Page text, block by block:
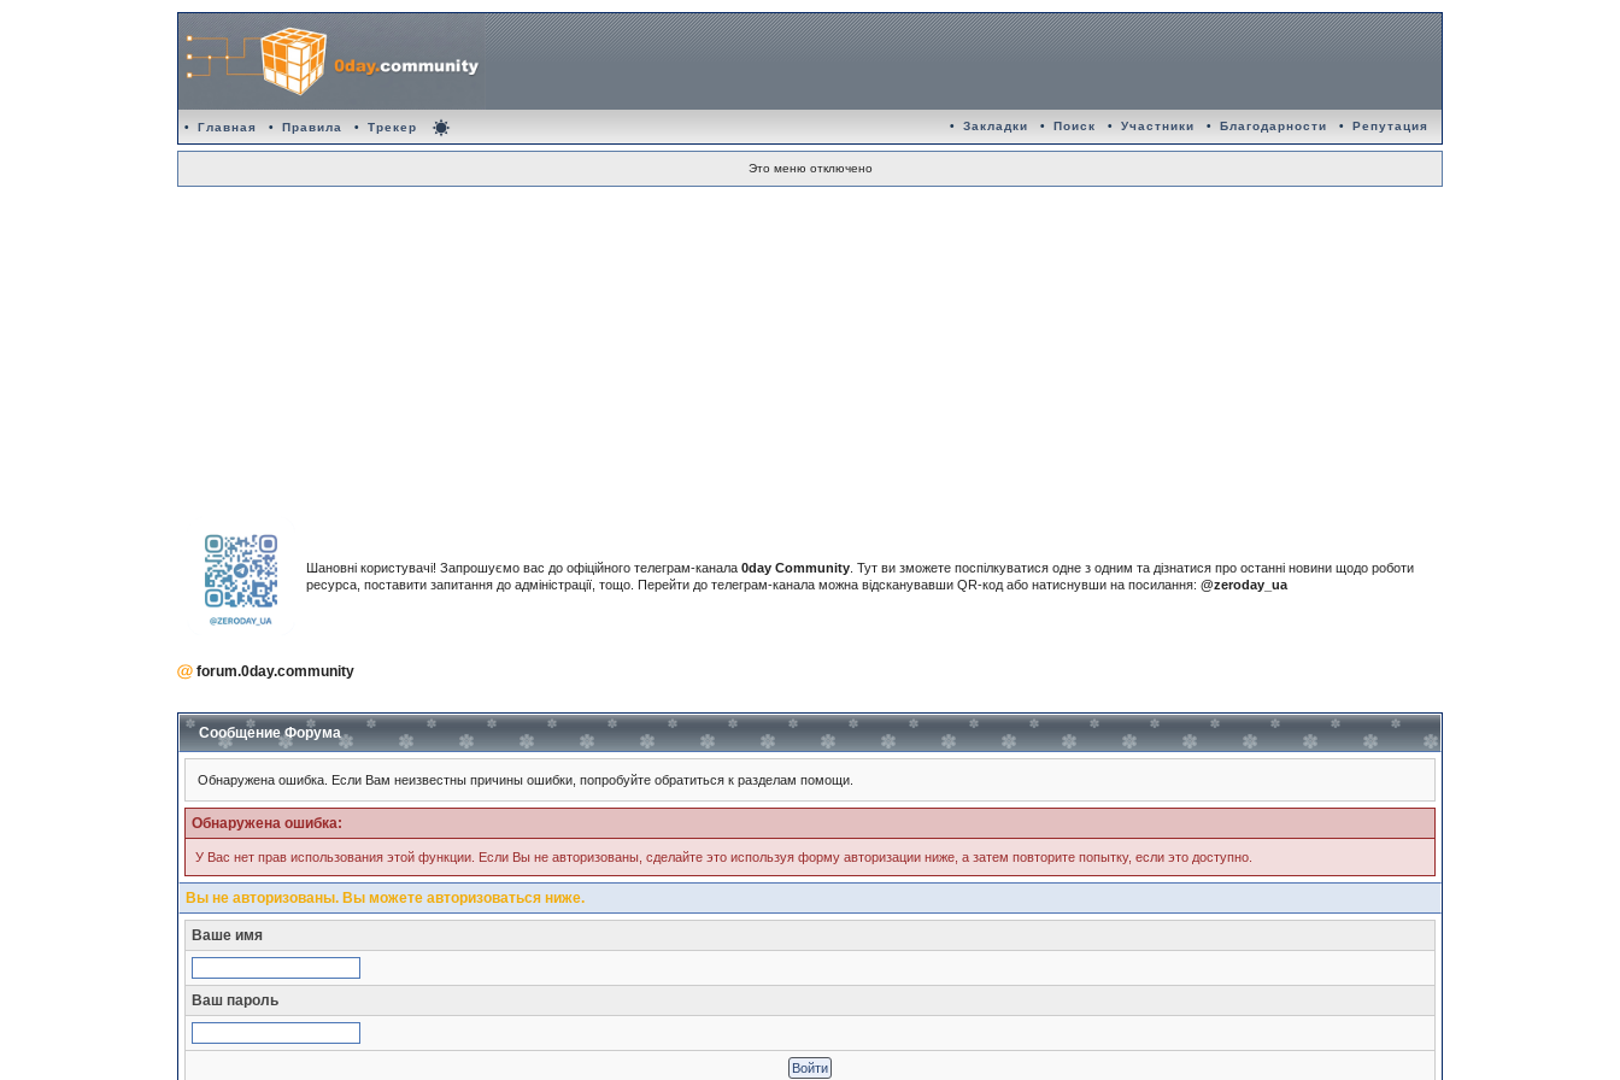
• Главная • Правила • Трекер • Закладки • Поиск • Участники • Благодарности • Репутация
Это меню отключено
Шановні користувачі! Запрошуємо вас до офіційного телеграм-канала 0day Community . Тут ви зможете поспілкуватися одне з одним та дізнатися про останні новини щодо роботи
ресурса, поставити запитання до адміністрації, тощо. Перейти до телеграм-канала можна відсканувавши QR-код або натиснувши на посилання: @zeroday_ua
forum.0day.community
Сообщение Форума
Обнаружена ошибка. Если Вам неизвестны причины ошибки, попробуйте обратиться к разделам помощи.
Обнаружена ошибка:
У Вас нет прав использования этой функции. Если Вы не авторизованы, сделайте это используя форму авторизации ниже, а затем повторите попытку, если это доступно.
Вы не авторизованы. Вы можете авторизоваться ниже.
Ваше имя
Ваш пароль